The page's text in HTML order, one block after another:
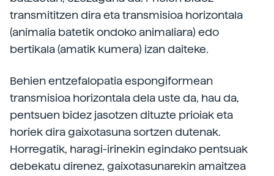
transmititzen dira eta transmisioa horizontala
(animalia batetik ondoko animaliara) edo
bertikala (amatik kumera) izan daiteke.
Behien entzefalopatia espongiformean
transmisioa horizontala dela uste da, hau da,
pentsuen bidez jasotzen dituzte prioiak eta
horiek dira gaixotasuna sortzen dutenak.
Horregatik, haragi-irinekin egindako pentsuak
debekatu direnez, gaixotasunarekin amaitzea